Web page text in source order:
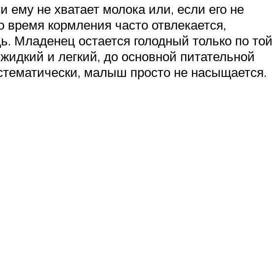
ему не хватает молока или, если его не
кормления часто отвлекается,
Младенец остается голодный только по той
и легкий, до основной питательной
малыш просто не насыщается.